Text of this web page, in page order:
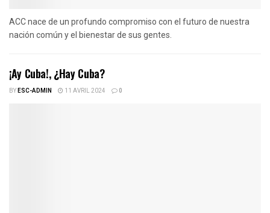
ACC nace de un profundo compromiso con el futuro de nuestra
nación común y el bienestar de sus gentes.
¡Ay Cuba!, ¿Hay Cuba?
BYESC-ADMIN 11 AVRIL 2024 0